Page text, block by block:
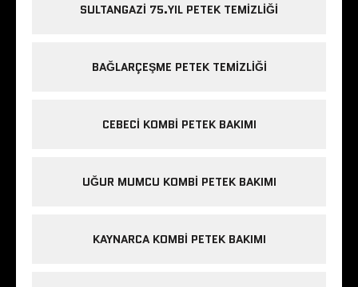
SULTANGAZI 75.YIL PETEK TEMIZLIĞI
BAĞLARÇEŞME PETEK TEMIZLIĞI
CEBECI KOMBI PETEK BAKIMI
UĞUR MUMCU KOMBI PETEK BAKIMI
KAYNARCA KOMBI PETEK BAKIMI